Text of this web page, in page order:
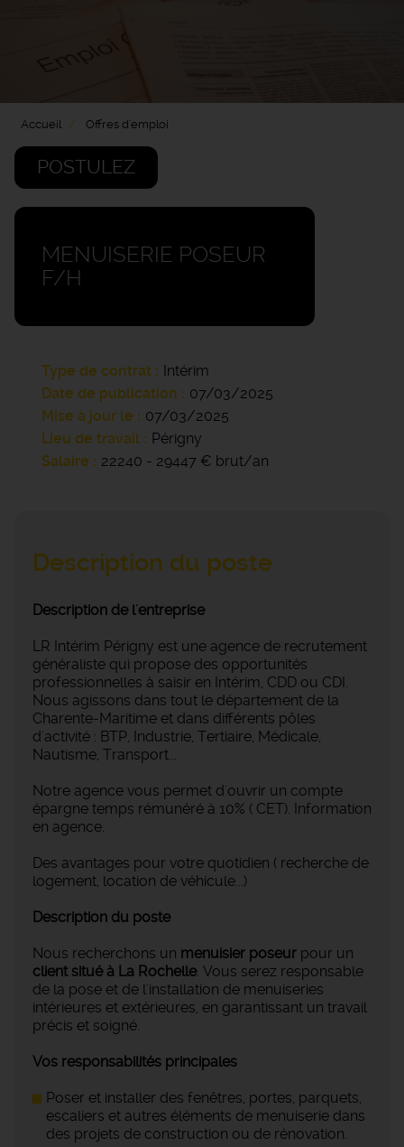
Accueil Offres d'emploi
POSTULEZ
MENUISERIE POSEUR
F/H
Type de contrat
Intérim
Date de publication
07/03/2025
Mise à jour le
07/03/2025
Lieu de travail
Périgny
Salaire
22240 - 29447 € brut/an
Description du poste
Description de l'entreprise
LR Intérim Périgny est une agence de recrutement
généraliste qui propose des opportunités
professionnelles à saisir en Intérim, CDD ou CDI.
Nous agissons dans tout le département de la
Charente-Maritime et dans différents pôles
d'activité : BTP, Industrie, Tertiaire, Médicale,
Nautisme, Transport...
Notre agence vous permet d'ouvrir un compte
épargne temps rémunéré à 10% ( CET). Information
en agence.
Des avantages pour votre quotidien ( recherche de
logement, location de véhicule...)
Description du poste
Nous recherchons un menuisier poseur pour un
client situé à La Rochelle. Vous serez responsable
de la pose et de l'installation de menuiseries
intérieures et extérieures, en garantissant un travail
précis et soigné.
Vos responsabilités principales
Poser et installer des fenêtres, portes, parquets,
escaliers et autres éléments de menuiserie dans
des projets de construction ou de rénovation.